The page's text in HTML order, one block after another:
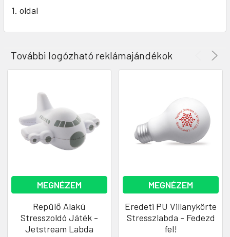
1. oldal
További logózható reklámajándékok
MEGNÉZEM
Repülő Alakú
Stresszoldó Játék -
Jetstream Labda
MEGNÉZEM
Eredeti PU Villanykörte
Stresszlabda - Fedezd
fel!